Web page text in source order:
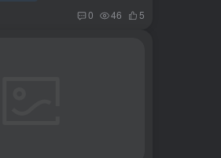
0 46 5